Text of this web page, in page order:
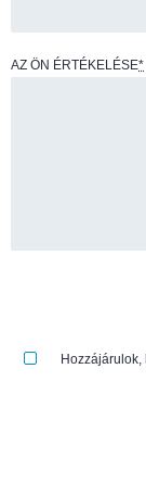
AZ ÖN ÉRTÉKELÉSE*
Hozzájárulok,